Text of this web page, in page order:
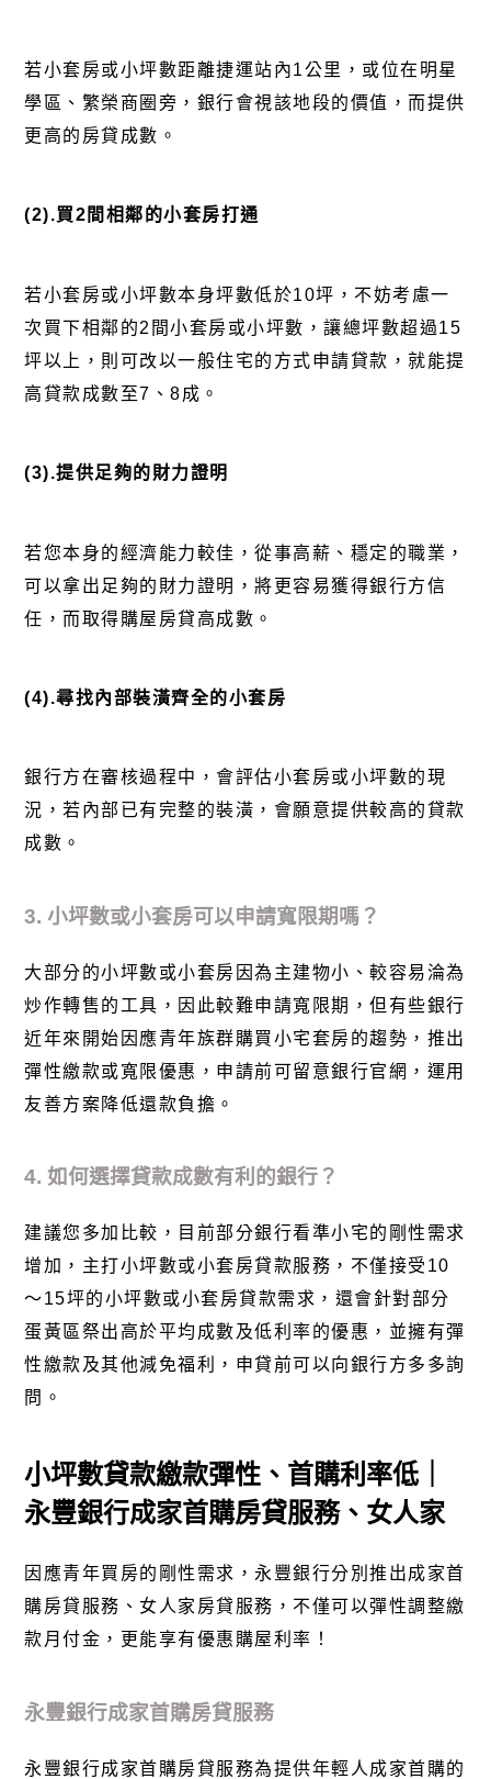
若小套房或小坪數距離捷運站內1公里，或位在明星
學區、繁榮商圈旁，銀行會視該地段的價值，而提供
更高的房貸成數。
(2).買2間相鄰的小套房打通
若小套房或小坪數本身坪數低於10坪，不妨考慮一
次買下相鄰的2間小套房或小坪數，讓總坪數超過15
坪以上，則可改以一般住宅的方式申請貸款，就能提
高貸款成數至7、8成。
(3).提供足夠的財力證明
若您本身的經濟能力較佳，從事高薪、穩定的職業，
可以拿出足夠的財力證明，將更容易獲得銀行方信
任，而取得購屋房貸高成數。
(4).尋找內部裝潢齊全的小套房
銀行方在審核過程中，會評估小套房或小坪數的現
況，若內部已有完整的裝潢，會願意提供較高的貸款
成數。
3. 小坪數或小套房可以申請寬限期嗎？
大部分的小坪數或小套房因為主建物小、較容易淪為
炒作轉售的工具，因此較難申請寬限期，但有些銀行
近年來開始因應青年族群購買小宅套房的趨勢，推出
彈性繳款或寬限優惠，申請前可留意銀行官網，運用
友善方案降低還款負擔。
4. 如何選擇貸款成數有利的銀行？
建議您多加比較，目前部分銀行看準小宅的剛性需求
增加，主打小坪數或小套房貸款服務，不僅接受10
～15坪的小坪數或小套房貸款需求，還會針對部分
蛋黃區祭出高於平均成數及低利率的優惠，並擁有彈
性繳款及其他減免福利，申貸前可以向銀行方多多詢
問。
小坪數貸款繳款彈性、首購利率低｜
永豐銀行成家首購房貸服務、女人家
因應青年買房的剛性需求，永豐銀行分別推出成家首
購房貸服務 、 女人家 房貸服務，不僅可以彈性調整繳
款月付金，更能享有優惠購屋利率！
永豐銀行成家首購房貸服務
永豐銀行成家首購房貸服務為提供年輕人成家首購的